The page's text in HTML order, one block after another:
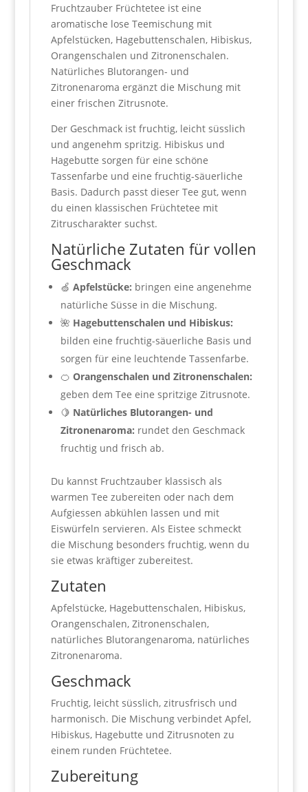
Fruchtzauber Früchtetee ist eine
aromatische lose Teemischung mit
Apfelstücken, Hagebuttenschalen, Hibiskus,
Orangenschalen und Zitronenschalen.
Natürliches Blutorangen- und
Zitronenaroma ergänzt die Mischung mit
einer frischen Zitrusnote.
Der Geschmack ist fruchtig, leicht süsslich
und angenehm spritzig. Hibiskus und
Hagebutte sorgen für eine schöne
Tassenfarbe und eine fruchtig-säuerliche
Basis. Dadurch passt dieser Tee gut, wenn
du einen klassischen Früchtetee mit
Zitruscharakter suchst.
Natürliche Zutaten für vollen
Geschmack
🍏 Apfelstücke: bringen eine angenehme
natürliche Süsse in die Mischung.
🌺 Hagebuttenschalen und Hibiskus:
bilden eine fruchtig-säuerliche Basis und
sorgen für eine leuchtende Tassenfarbe.
🍊 Orangenschalen und Zitronenschalen:
geben dem Tee eine spritzige Zitrusnote.
🍋 Natürliches Blutorangen- und
Zitronenaroma: rundet den Geschmack
fruchtig und frisch ab.
Du kannst Fruchtzauber klassisch als
warmen Tee zubereiten oder nach dem
Aufgiessen abkühlen lassen und mit
Eiswürfeln servieren. Als Eistee schmeckt
die Mischung besonders fruchtig, wenn du
sie etwas kräftiger zubereitest.
Zutaten
Apfelstücke, Hagebuttenschalen, Hibiskus,
Orangenschalen, Zitronenschalen,
natürliches Blutorangenaroma, natürliches
Zitronenaroma.
Geschmack
Fruchtig, leicht süsslich, zitrusfrisch und
harmonisch. Die Mischung verbindet Apfel,
Hibiskus, Hagebutte und Zitrusnoten zu
einem runden Früchtetee.
Zubereitung